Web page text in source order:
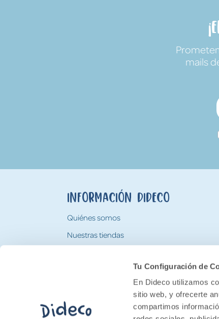
Tu Configuración de
En Dideco utilizamos
sitio web, y ofrecerte
compartimos
mails
Información Dideco
Quiénes somos
Nuestras tiendas
Tarjeta Regalo Dideco